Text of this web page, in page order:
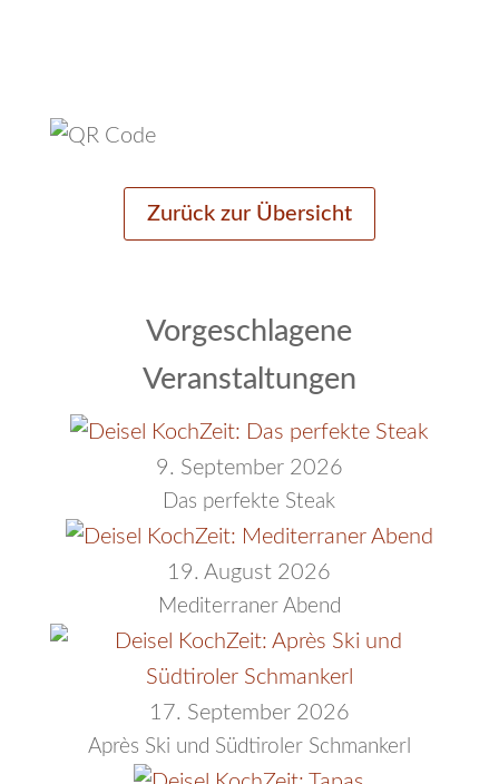
Zurück zur Übersicht
Vorgeschlagene
Veranstaltungen
9. September 2026
Das perfekte Steak
19. August 2026
Mediterraner Abend
17. September 2026
Après Ski und Südtiroler Schmankerl